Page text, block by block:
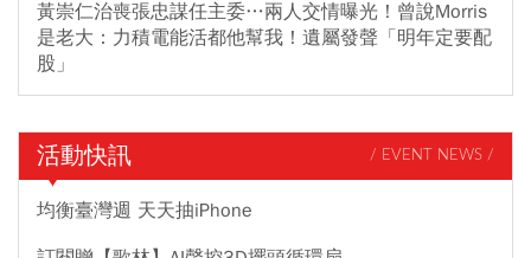
黃崇仁治喪張忠謀任主委…兩人交情曝光！曾說Morris
是老大：力積電能活都他幫我！遺屬發聲「明年定要配
股」
活動快訊 / EVENT NEWS /
均衡臺灣週 天天抽iPhone